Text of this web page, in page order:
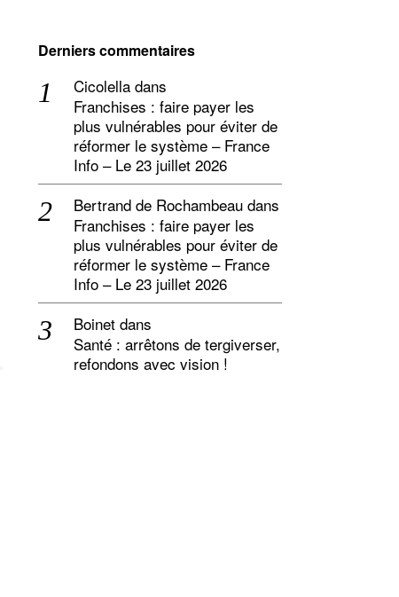
Derniers commentaires
Cicolella dans
Franchises : faire payer les
plus vulnérables pour éviter de
réformer le système – France
Info – Le 23 juillet 2026
Bertrand de Rochambeau dans
Franchises : faire payer les
plus vulnérables pour éviter de
réformer le système – France
Info – Le 23 juillet 2026
Boinet dans
Santé : arrêtons de tergiverser,
refondons avec vision !